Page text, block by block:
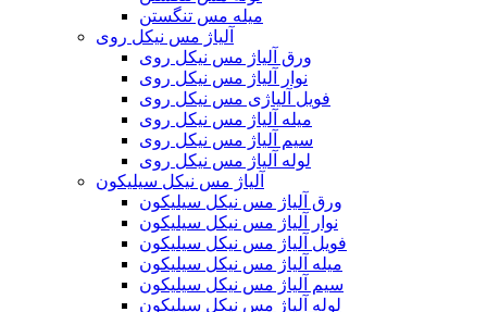
میله مس تنگستن
آلیاژ مس نیکل روی
ورق آلیاژ مس نیکل روی
نوار آلیاژ مس نیکل روی
فویل آلیاژی مس نیکل روی
میله آلیاژ مس نیکل روی
سیم آلیاژ مس نیکل روی
لوله آلیاژ مس نیکل روی
آلیاژ مس نیکل سیلیکون
ورق آلیاژ مس نیکل سیلیکون
نوار آلیاژ مس نیکل سیلیکون
فویل آلیاژ مس نیکل سیلیکون
میله آلیاژ مس نیکل سیلیکون
سیم آلیاژ مس نیکل سیلیکون
لوله آلیاژ مس نیکل سیلیکون